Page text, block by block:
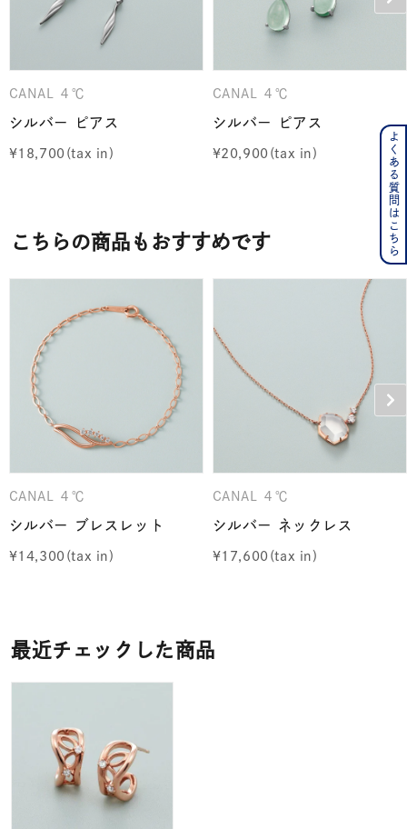
CANAL ４℃
シルバー ピアス
¥18,700
CANAL ４℃
シルバー ピアス
¥20,900
こちらの商品もおすすめです
CANAL ４℃
シルバー ブレスレット
¥14,300
CANAL ４℃
シルバー ネックレス
¥17,600
最近チェックした商品
よくある質問はこちら